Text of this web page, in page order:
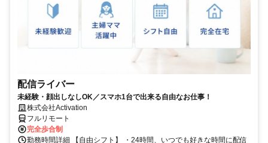
配信ライバー
未経験・顔出しなしOK／スマホ1台で出来る自由なお仕事！
株式会社Activation
フルリモート
完全歩合制
勤務時間詳細 【自由シフト】 ・24時間、いつでも好きな時間に配信